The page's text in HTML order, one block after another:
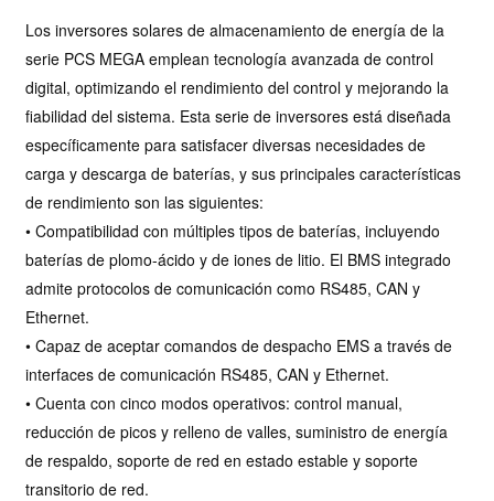
Los inversores solares de almacenamiento de energía de la
serie PCS MEGA emplean tecnología avanzada de control
digital, optimizando el rendimiento del control y mejorando la
fiabilidad del sistema. Esta serie de inversores está diseñada
específicamente para satisfacer diversas necesidades de
carga y descarga de baterías, y sus principales características
de rendimiento son las siguientes:
• Compatibilidad con múltiples tipos de baterías, incluyendo
baterías de plomo-ácido y de iones de litio. El BMS integrado
admite protocolos de comunicación como RS485, CAN y
Ethernet.
• Capaz de aceptar comandos de despacho EMS a través de
interfaces de comunicación RS485, CAN y Ethernet.
• Cuenta con cinco modos operativos: control manual,
reducción de picos y relleno de valles, suministro de energía
de respaldo, soporte de red en estado estable y soporte
transitorio de red.